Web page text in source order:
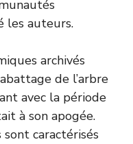
les auteurs.
archivés
de l’arbre
avec la période
à son apogée.
caractérisés